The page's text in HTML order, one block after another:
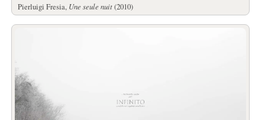
Pierluigi Fresia, Une seule nuit(2010)